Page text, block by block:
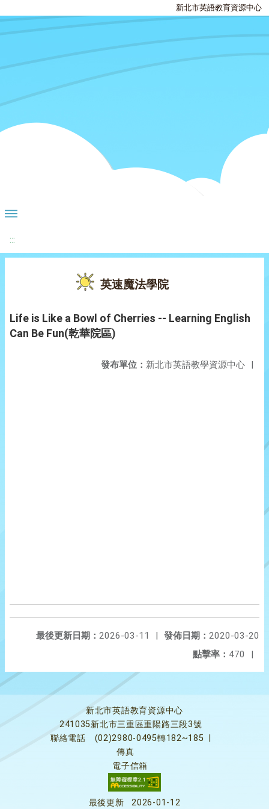
新北市英語教育資源中心
:::
英速魔法學院
Life is Like a Bowl of Cherries -- Learning English
Can Be Fun(乾華院區)
發布單位： 新北市英語教學資源中心 |
發佈日期： 2020-03-20
最後更新日期： 2026-03-11
|
點擊率： 470 |
新北市英語教育資源中心
241035新北市三重區重陽路三段3號
聯絡電話
(02)2980-0495轉182~185
傳真
電子信箱
最後更新 2026-01-12